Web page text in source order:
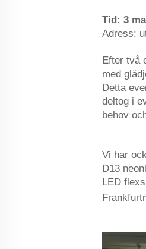
Tid: 3
Adress:
Efter två
med
Detta
deltog i
behov
Vi har
D13
LED